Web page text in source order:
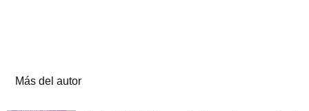
Más del autor